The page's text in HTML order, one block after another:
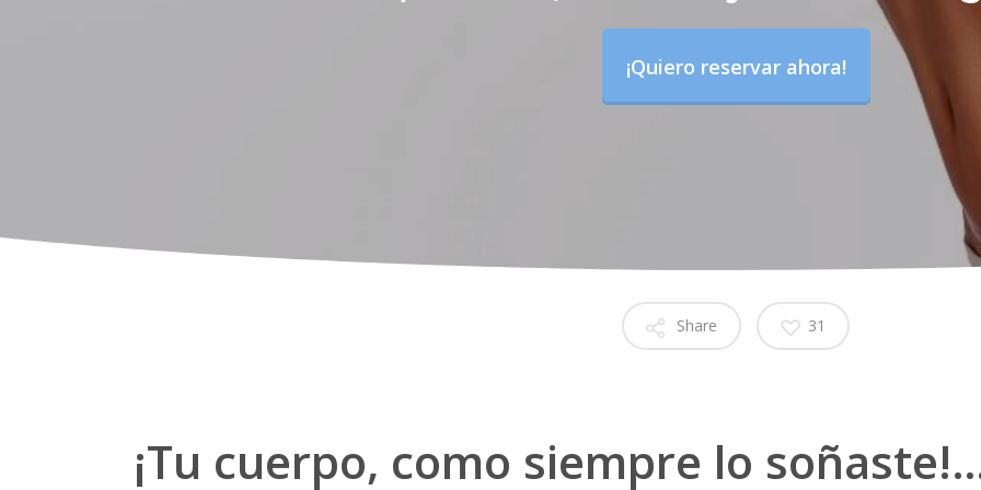
¡Quiero reservar ahora!
Share 31
¡Tu cuerpo, como siempre lo